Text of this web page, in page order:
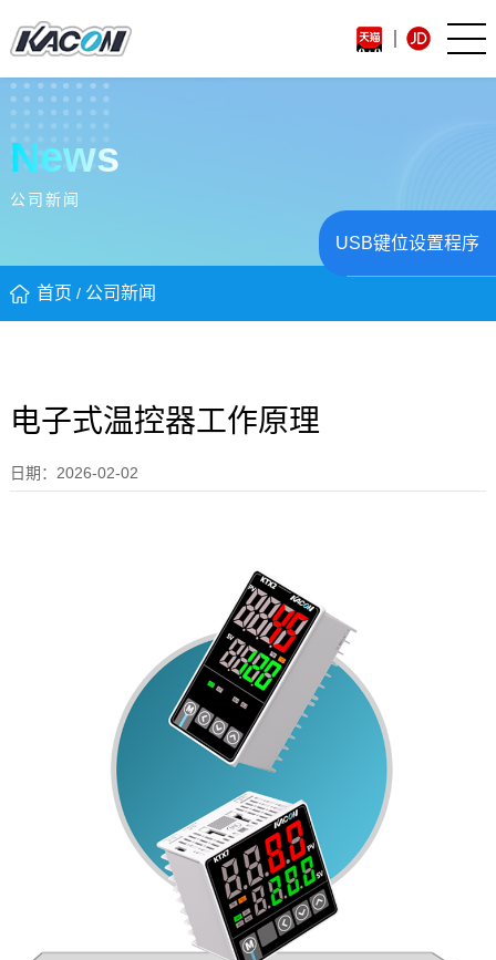
News
公司新闻
首页 / 公司新闻
电子式温控器工作原理
日期：2026-02-02
USB键位设置程序